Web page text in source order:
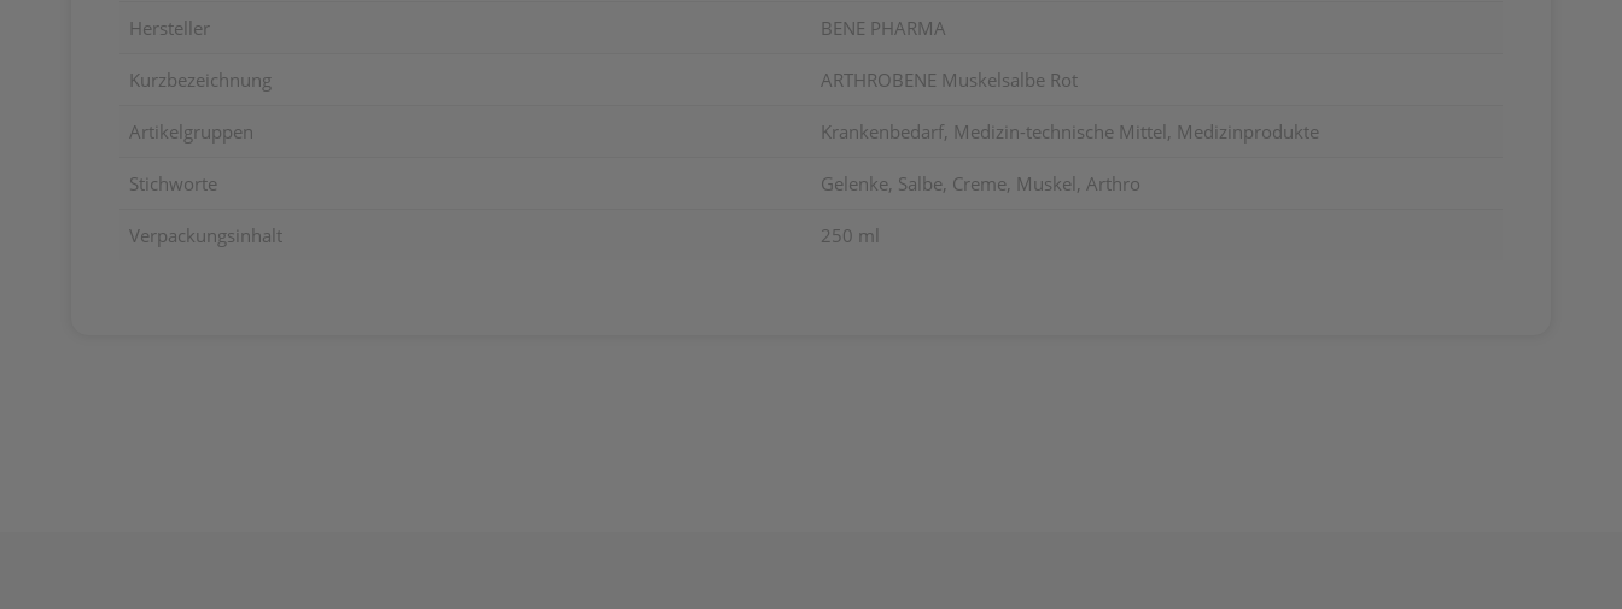
Hersteller BENE PHARMA
Kurzbezeichnung ARTHROBENE Muskelsalbe Rot
Artikelgruppen Krankenbedarf, Medizin-technische Mittel, Medizinprodukte
Stichworte Gelenke, Salbe, Creme, Muskel, Arthro
Verpackungsinhalt 250 ml